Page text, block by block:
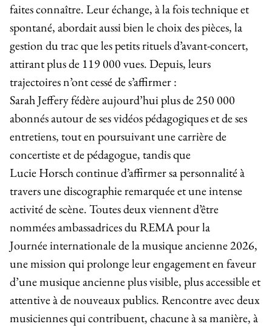
faites connaître. Leur échange, à la fois technique et
spontané, abordait aussi bien le choix des pièces, la
gestion du trac que les petits rituels d’avant-concert,
attirant plus de 119 000 vues. Depuis, leurs
trajectoires n’ont cessé de s’affirmer :
Sarah Jeffery fédère aujourd’hui plus de 250 000
abonnés autour de ses vidéos pédagogiques et de ses
entretiens, tout en poursuivant une carrière de
concertiste et de pédagogue, tandis que
Lucie Horsch continue d’affirmer sa personnalité à
travers une discographie remarquée et une intense
activité de scène. Toutes deux viennent d’être
nommées ambassadrices duREMApour la
Journée internationale de la musique ancienne 2026,
une mission qui prolonge leur engagement en faveur
d’une musique ancienne plus visible, plus accessible et
attentive à de nouveaux publics. Rencontre avec deux
musiciennes qui contribuent, chacune à sa manière, à